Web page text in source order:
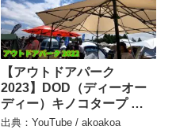
【アウトドアパーク
2023】DOD（ディーオー
ディー）キノコタープ タ
ン（KINOKO TARP
出典：YouTube / akoakoa